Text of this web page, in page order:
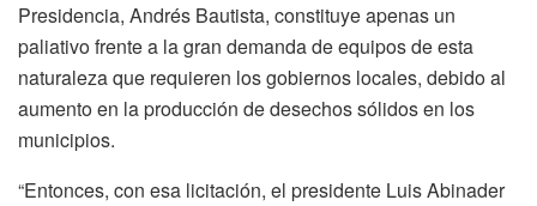
Presidencia, Andrés Bautista, constituye apenas un
paliativo frente a la gran demanda de equipos de esta
naturaleza que requieren los gobiernos locales, debido al
aumento en la producción de desechos sólidos en los
municipios.
“Entonces, con esa licitación, el presidente Luis Abinader